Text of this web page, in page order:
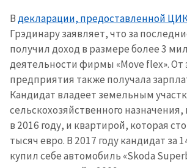
Вдекларации, предоставленной
Грэдинару заявляет, что за
получил доход в размере более 3
деятельности фирмы «Move flex». От
предприятия также получала
Кандидат владеет земельным
сельскохозяйственного
в 2016 году, и квартирой, которая
тысяч евро. В 2017 году кандидат за
купил себе автомобиль «Skoda